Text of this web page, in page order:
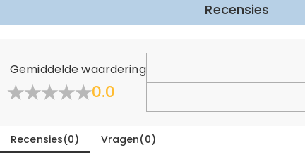
Recensies
Gemiddelde waardering
0.0
Recensies(0) Vragen(0)